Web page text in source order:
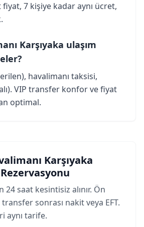
7 kişiye kadar aynı ücret,
Karşıyaka ulaşım
havalimanı taksisi,
VIP transfer konfor ve fiyat
optimal.
Karşıyaka
24 saat kesintisiz alınır. Ön
sonrası nakit veya EFT.
aynı tarife.